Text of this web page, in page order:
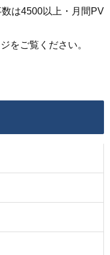
は4500以上・月間PV
をご覧ください。